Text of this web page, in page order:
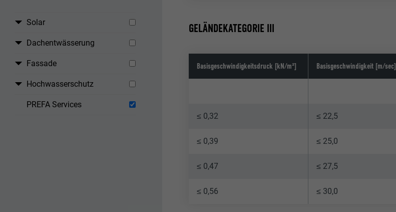
Solar
Dachentwässerung
Fassade
Hochwasserschutz
PREFA Services
GELÄNDEKATEGORIE III
Basisgeschwindigkeitsdruck [kN/m²] Basisgeschwindigkeit [m/sec]
≤ 0,32 ≤ 22,5
≤ 0,39 ≤ 25,0
≤ 0,47 ≤ 27,5
≤ 0,56 ≤ 30,0